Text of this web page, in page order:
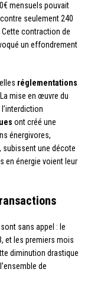
mensuels pouvait
seulement 240
contraction de
un effondrement
réglementations
mise en œuvre du
ont créé une
énergivores,
, subissent une décote
en énergie voient leur
sont sans appel : le
et les premiers mois
diminution drastique
de